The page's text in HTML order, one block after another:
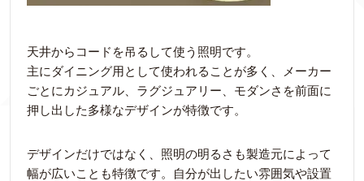
天井からコードを吊るして使う照明です。
主にダイニング用として使われることが多く、メーカー
ごとにカジュアル、ラグジュアリー、モダンさを前面に
押し出した多様なデザインが特徴です。
デザインだけではなく、照明の明るさも製造元によって
幅が広いことも特徴です。自分が出したい雰囲気や設置